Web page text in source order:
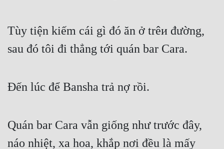
Tùy tiện kiếm cái gì đó ăn ở trêи đường,
sau đó tôi đi thẳng tới quán bar Cara.
Đến lúc để Bansha trả nợ rồi.
Quán bar Cara vẫn giống như trước đây,
náo nhiệt, xa hoa, khắp nơi đều là mấy